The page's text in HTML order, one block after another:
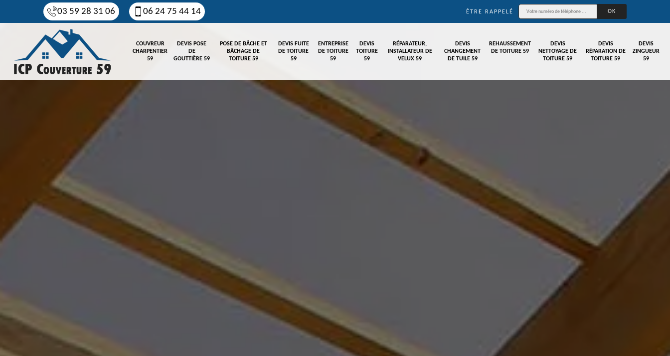
03 59 28 31 06 06 24 75 44 14 ÊTRE RAPPELÉ
COUVREUR
CHARPENTIER
59
DEVIS POSE
DE
GOUTTIÈRE 59
POSE DE BÂCHE ET
BÂCHAGE DE
TOITURE 59
DEVIS FUITE
DE TOITURE
59
ENTREPRISE
DE TOITURE
59
DEVIS
TOITURE
59
RÉPARATEUR,
INSTALLATEUR DE
VELUX 59
DEVIS
CHANGEMENT
DE TUILE 59
REHAUSSEMENT
DE TOITURE 59
DEVIS
NETTOYAGE DE
TOITURE 59
DEVIS
RÉPARATION DE
TOITURE 59
DEVIS
ZINGUEUR
59